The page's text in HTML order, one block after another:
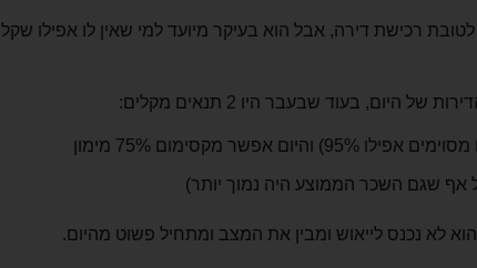
רכישת דירה, אבל הוא בעיקר מיועד למי שאין לו אפילו שקל
בעוד שבעבר היו 2 תנאים מקלים:
אף שגם השכר הממוצע היה נמוך יותר)
לא נכנס לייאוש ומבין את המצב ומתחיל פשוט מהיום.